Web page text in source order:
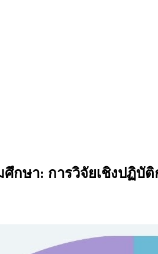
กษา: การวิจัยเชิงปฏิบั